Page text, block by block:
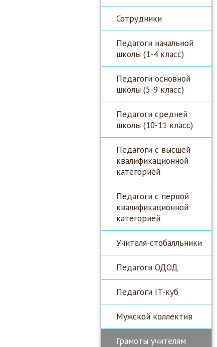
Сотрудники
Педагоги начальной
школы (1-4 класс)
Педагоги основной
школы (5-9 класс)
Педагоги средней
школы (10-11 класс)
Педагоги с высшей
квалификационной
категорией
Педагоги с первой
квалификационной
категорией
Учителя-стобалльники
Педагоги ОДОД
Педагоги IT-куб
Мужской коллектив
Грамоты учителям